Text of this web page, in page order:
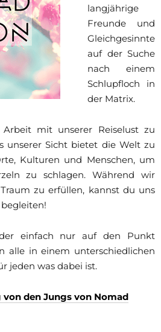
langjährige
Freunde und
Gleichgesinnte
auf der Suche
nach einem
Schlupfloch in
der Matrix.
mit unserer Reiselust zu
unserer Sicht bietet die Welt zu
Kulturen und Menschen, um
zu schlagen. Während wir
zu erfüllen, kannst du uns
einfach nur auf den Punkt
alle in einem unterschiedlichen
jeden was dabei ist.
den Jungs von Nomad